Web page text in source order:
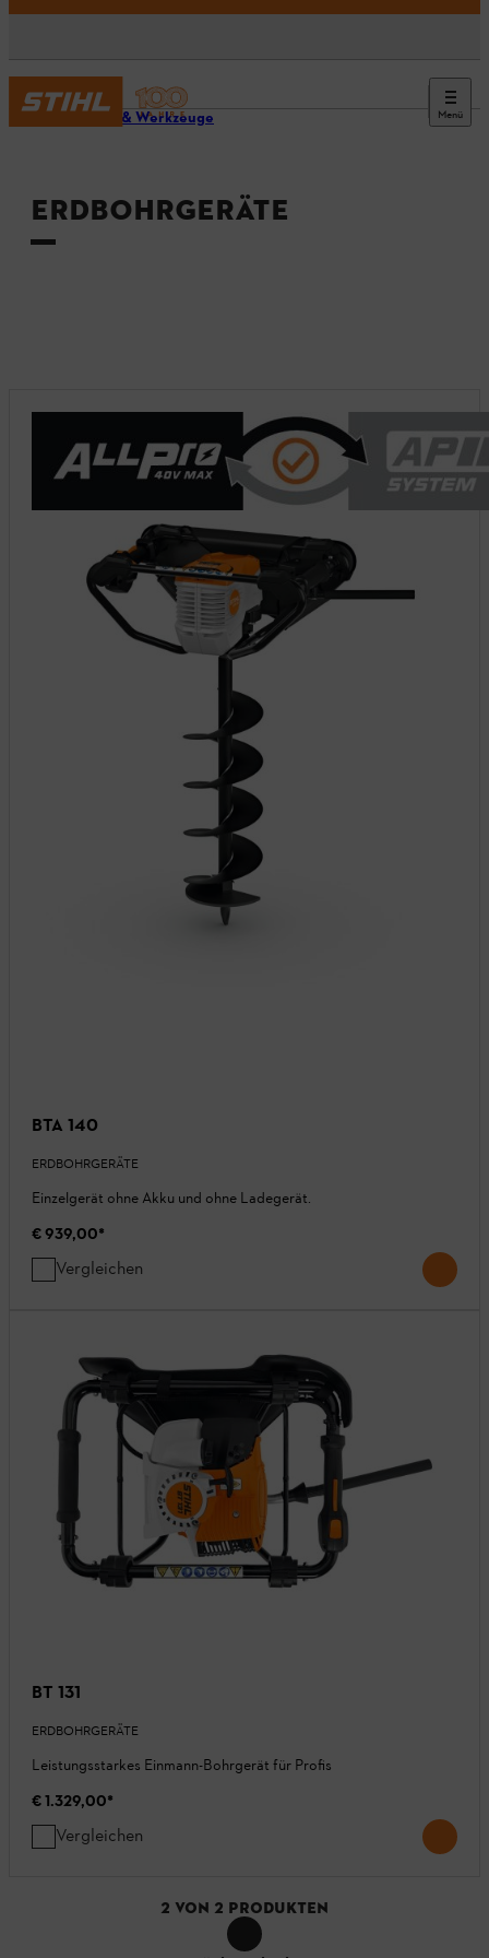
Menü
Geräte & Werkzeuge
ERDBOHRGERÄTE
BTA 140
ERDBOHRGERÄTE
Einzelgerät ohne Akku und ohne Ladegerät.
€ 939,00*
Vergleichen
BT 131
ERDBOHRGERÄTE
Leistungsstarkes Einmann-Bohrgerät für Profis
€ 1.329,00*
Vergleichen
2 VON 2 PRODUKTEN